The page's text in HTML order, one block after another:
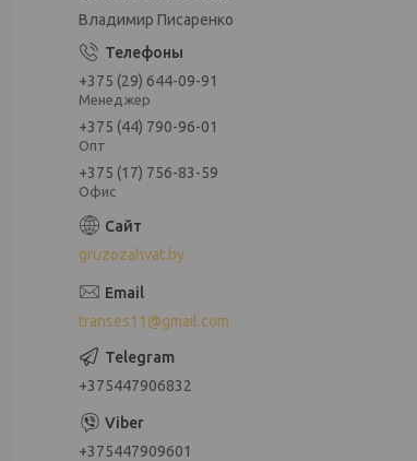
Владимир Писаренко
+375 (29) 644-09-91
Менеджер
+375 (44) 790-96-01
Опт
+375 (17) 756-83-59
Офис
gruzozahvat.by
transes11@gmail.com
+375447906832
+375447909601